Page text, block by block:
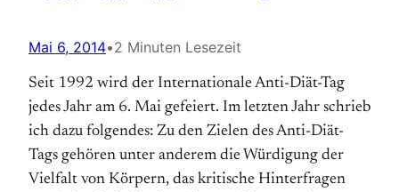
Mai 6, 2014•2 Minuten Lesezeit
Seit 1992 wird der Internationale Anti-Diät-Tag
jedes Jahr am 6. Mai gefeiert. Im letzten Jahr schrieb
ich dazu folgendes: Zu den Zielen des Anti-Diät-
Tags gehören unter anderem die Würdigung der
Vielfalt von Körpern, das kritische Hinter­­fragen